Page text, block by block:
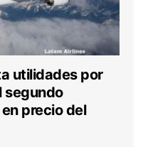
utilidades por
segundo
precio del